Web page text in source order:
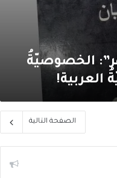
الخصوصيّةُ
العربية!
الصفحة التالية